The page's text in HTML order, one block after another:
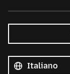
le
lingue
Lingua